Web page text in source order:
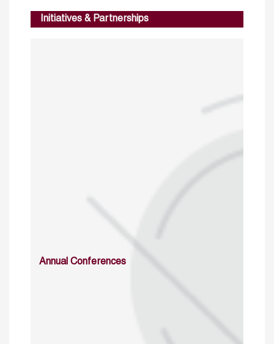
Initiatives & Partnerships
Annual Conferences